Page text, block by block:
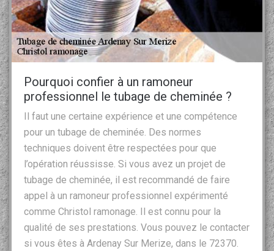
Pourquoi confier à un ramoneur
professionnel le tubage de cheminée ?
Il faut une certaine expérience et une compétence
pour un tubage de cheminée. Des normes
techniques doivent être respectées pour que
l’opération réussisse. Si vous avez un projet de
tubage de cheminée, il est recommandé de faire
appel à un ramoneur professionnel expérimenté
comme Christol ramonage. Il est connu pour la
qualité de ses prestations. Vous pouvez le contacter
si vous êtes à Ardenay Sur Merize, dans le 72370.